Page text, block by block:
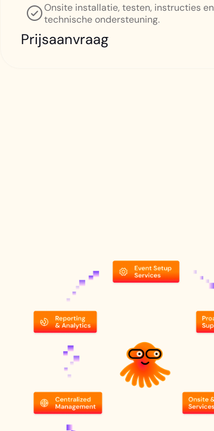
Onsite installatie, testen, instructies en
technische ondersteuning.
Prijsaanvraag